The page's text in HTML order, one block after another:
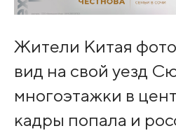
Жители Китая
вид на свой уезд
многоэтажки в
кадры попала и